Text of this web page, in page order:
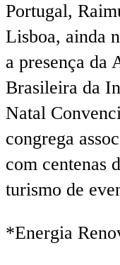
Portugal,
Lisboa, ainda
a presença da
Brasileira da
Natal
congrega
com centenas
turismo de
*Energia